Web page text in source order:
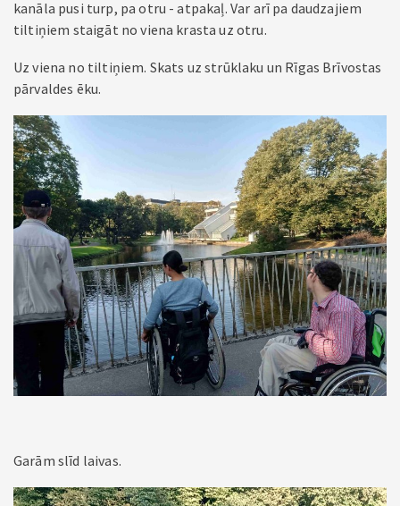
kanāla pusi turp, pa otru - atpakaļ. Var arī pa daudzajiem
tiltiņiem staigāt no viena krasta uz otru.
Uz viena no tiltiņiem. Skats uz strūklaku un Rīgas Brīvostas
pārvaldes ēku.
Garām slīd laivas.